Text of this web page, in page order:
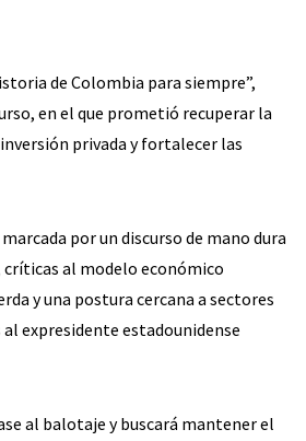
de Colombia para siempre”,
en el que prometió recuperar la
privada y fortalecer las
por un discurso de mano dura
al modelo económico
y una postura cercana a sectores
expresidente estadounidense
al balotaje y buscará mantener el